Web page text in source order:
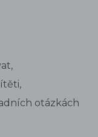
otázkách